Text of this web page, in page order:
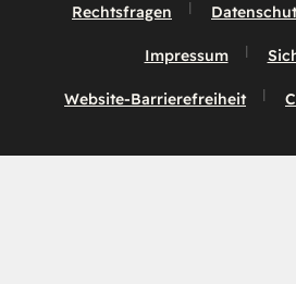
Rechtsfragen
Impressum
Website-Barrierefreiheit